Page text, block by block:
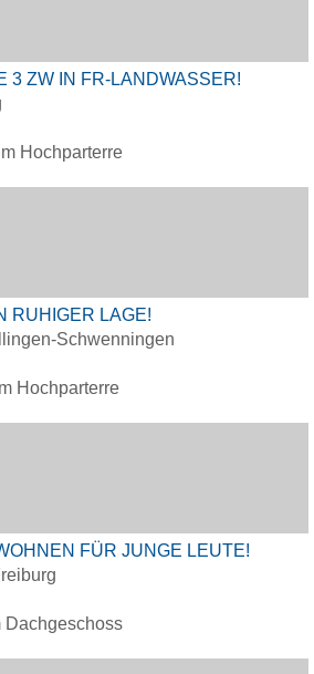
3 ZW IN FR-LANDWASSER!
Hochparterre
RUHIGER LAGE!
Schwenningen
Hochparterre
FÜR JUNGE LEUTE!
Dachgeschoss